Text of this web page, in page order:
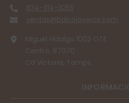
834-314-3255
ventas@balcojoyeros.com
Miguel Hidalgo 1002 OTE
Centro, 87070
Cd Victoria, Tamps.